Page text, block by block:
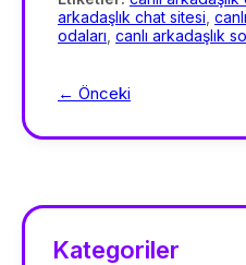
arkadaşlık chat sitesi
odaları canlı arkadaşlık
← Önceki
Kategoriler